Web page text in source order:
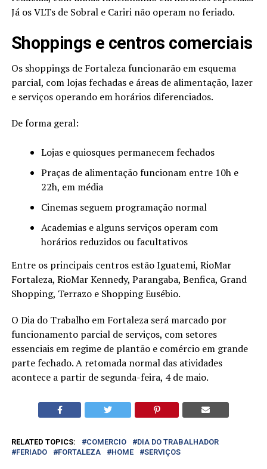
Já os VLTs de Sobral e Cariri não operam no feriado.
Shoppings e centros comerciais
Os shoppings de Fortaleza funcionarão em esquema
parcial, com lojas fechadas e áreas de alimentação, lazer
e serviços operando em horários diferenciados.
De forma geral:
Lojas e quiosques permanecem fechados
Praças de alimentação funcionam entre 10h e
22h, em média
Cinemas seguem programação normal
Academias e alguns serviços operam com
horários reduzidos ou facultativos
Entre os principais centros estão Iguatemi, RioMar
Fortaleza, RioMar Kennedy, Parangaba, Benfica, Grand
Shopping, Terrazo e Shopping Eusébio.
O Dia do Trabalho em Fortaleza será marcado por
funcionamento parcial de serviços, com setores
essenciais em regime de plantão e comércio em grande
parte fechado. A retomada normal das atividades
acontece a partir de segunda-feira, 4 de maio.
RELATED TOPICS: COMERCIO
DIA DO TRABALHADOR
FERIADO
FORTALEZA HOME SERVIÇOS